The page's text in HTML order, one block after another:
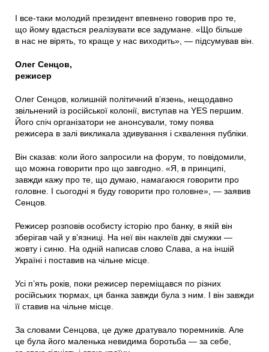
І все-таки молодий президент впевнено говорив про те,
що йому вдасться реалізувати все задумане. «Що більше
в нас не вірять, то краще у нас виходить», — підсумував він.
Олег Сенцов,
режисер
Олег Сенцов, колишній політичний в’язень, нещодавно
звільнений із російської колонії, виступав на YES першим.
Його спіч організатори не анонсували, тому поява
режисера в залі викликала здивування і схвалення публіки.
Він сказав: коли його запросили на форум, то повідомили,
що можна говорити про що завгодно. «Я, в принципі,
завжди кажу про те, що думаю, намагаюся говорити про
головне. І сьогодні я буду говорити про головне», — заявив
Сенцов.
Режисер розповів особисту історію про банку, в якій він
зберігав чай у в’язниці. На неї він наклеїв дві смужки —
жовту і синю. На одній написав слово Слава, а на іншій
Україні і поставив на чільне місце.
Усі п’ять років, поки режисер переміщався по різних
російських тюрмах, ця банка завжди була з ним. І він завжди
її ставив на чільне місце.
За словами Сенцова, це дуже дратувало тюремників. Але
це була його маленька невидима боротьба — за себе,